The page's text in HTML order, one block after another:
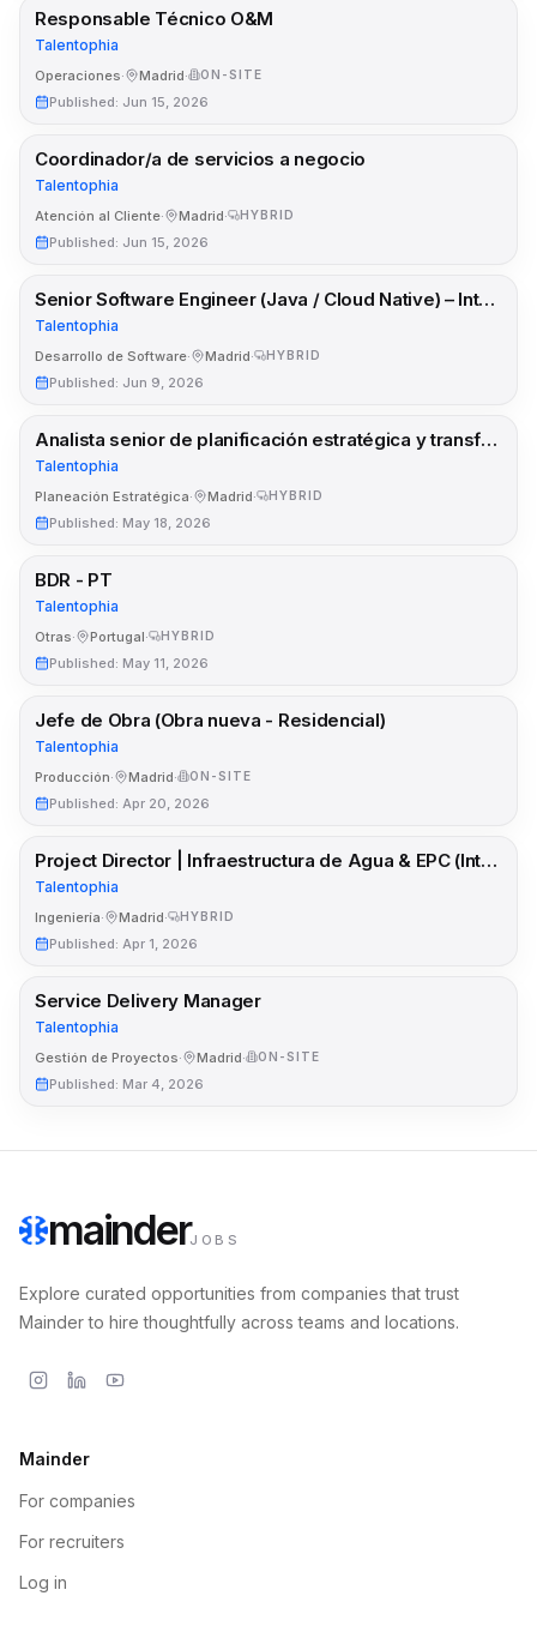
Responsable Técnico O&M
Talentophia
Operaciones· Madrid· ON-SITE
Published: Jun 15, 2026
Coordinador/a de servicios a negocio
Talentophia
Atención al Cliente· Madrid· HYBRID
Published: Jun 15, 2026
Senior Software Engineer (Java / Cloud Native) – International Tech Giant
Talentophia
Desarrollo de Software· Madrid· HYBRID
Published: Jun 9, 2026
Analista senior de planificación estratégica y transformación (Sector Seguros)
Talentophia
Planeación Estratégica· Madrid· HYBRID
Published: May 18, 2026
BDR - PT
Talentophia
Otras· Portugal· HYBRID
Published: May 11, 2026
Jefe de Obra (Obra nueva - Residencial)
Talentophia
Producción· Madrid· ON-SITE
Published: Apr 20, 2026
Project Director | Infraestructura de Agua & EPC (International Focus)
Talentophia
Ingeniería· Madrid· HYBRID
Published: Apr 1, 2026
Service Delivery Manager
Talentophia
Gestión de Proyectos· Madrid· ON-SITE
Published: Mar 4, 2026
mainderJOBS
Explore curated opportunities from companies that trust
Mainder to hire thoughtfully across teams and locations.
Mainder
For companies
For recruiters
Log in